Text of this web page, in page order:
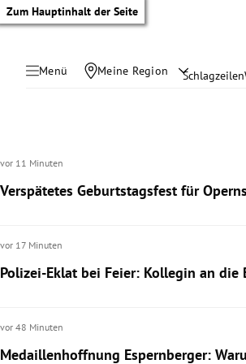
Zum Hauptinhalt der Seite
Menü Meine Region Schlagzeilen
Untermenü
Untermenü
vor 11 Minuten
Verspätetes Geburtstagsfest für
vor 17 Minuten
Polizei-Eklat bei Feier: Kollegin an die
vor 48 Minuten
Medaillenhoffnung Espernberger: